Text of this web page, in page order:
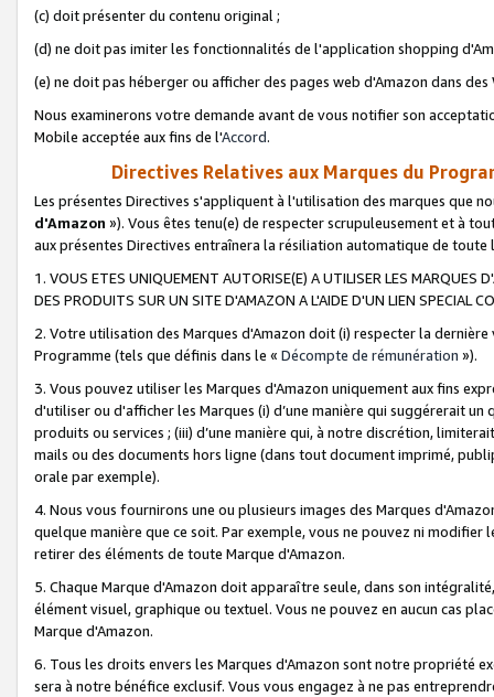
(c) doit présenter du contenu original ;
(d) ne doit pas imiter les fonctionnalités de l'application shopping
(e) ne doit pas héberger ou afficher des pages web d'Amazon dans
Nous examinerons votre demande avant de vous notifier son
Mobile acceptée aux fins de l'Accord.
Directives Relatives aux Marques du
Les présentes Directives s'appliquent à l'utilisation des marques que
d'Amazon »). Vous êtes tenu(e) de respecter scrupuleusement et à
aux présentes Directives entraînera la résiliation automatique de
1. VOUS ETES UNIQUEMENT AUTORISE(E) A UTILISER LES MARQUES
DES PRODUITS SUR UN SITE D'AMAZON A L'AIDE D'UN LIEN SPECIAL
2. Votre utilisation des Marques d'Amazon doit (i) respecter la
Programme (tels que définis dans le « Décompte de rémunération »).
3. Vous pouvez utiliser les Marques d'Amazon uniquement aux fins
d'utiliser ou d'afficher les Marques (i) d’une manière qui suggérerait
produits ou services ; (iii) d’une manière qui, à notre discrétion,
mails ou des documents hors ligne (dans tout document imprimé,
orale par exemple).
4. Nous vous fournirons une ou plusieurs images des Marques
quelque manière que ce soit. Par exemple, vous ne pouvez ni
retirer des éléments de toute Marque d'Amazon.
5. Chaque Marque d'Amazon doit apparaître seule, dans son
élément visuel, graphique ou textuel. Vous ne pouvez en aucun cas
Marque d'Amazon.
6. Tous les droits envers les Marques d'Amazon sont notre propriété
sera à notre bénéfice exclusif. Vous vous engagez à ne pas